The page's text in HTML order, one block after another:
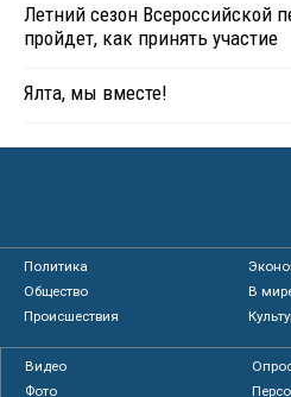
Летний сезон Всероссийской
пройдет, как принять участие
Ялта, мы вместе!
Политика
Общество
В
Происшествия
Видео
Фото